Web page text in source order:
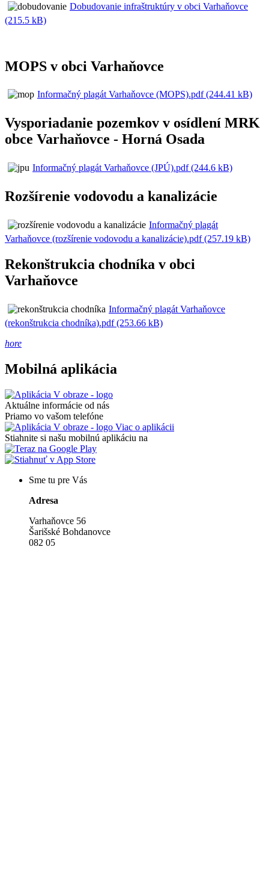
Dobudovanie infraštruktúry v obci Varhaňovce
(215.5 kB)
MOPS v obci Varhaňovce
Informačný plagát Varhaňovce (MOPS).pdf (244.41 kB)
Vysporiadanie pozemkov v osídlení MRK
obce Varhaňovce - Horná Osada
Informačný plagát Varhaňovce (JPÚ).pdf (244.6 kB)
Rozšírenie vodovodu a kanalizácie
Informačný plagát
Varhaňovce (rozšírenie vodovodu a kanalizácie).pdf (257.19 kB)
Rekonštrukcia chodníka v obci
Varhaňovce
Informačný plagát Varhaňovce
(rekonštrukcia chodníka).pdf (253.66 kB)
hore
Mobilná aplikácia
Aktuálne informácie od nás
Priamo vo vašom telefóne
Viac o aplikácii
Stiahnite si našu mobilnú aplikáciu na
Sme tu pre Vás
Adresa
Varhaňovce 56
Šarišské Bohdanovce
082 05